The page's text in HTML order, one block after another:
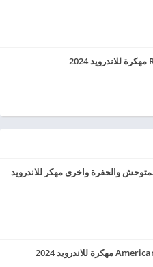
والحفرة واخرى مهكر للاندرويد